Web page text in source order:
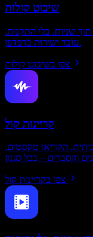
שיבוט קולות
שניות. בלי התקנות.
עובד ישירות בדפדפן.
צפו בשיבוט קולות
קריינות קול
הקריאו טקסטים,
צפו בקריינות קול